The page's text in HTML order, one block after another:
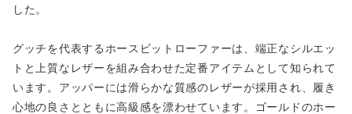
した。
グッチを代表するホースビットローファーは、端正なシルエッ
トと上質なレザーを組み合わせた定番アイテムとして知られて
います。アッパーには滑らかな質感のレザーが採用され、履き
心地の良さとともに高級感を漂わせています。ゴールドのホー